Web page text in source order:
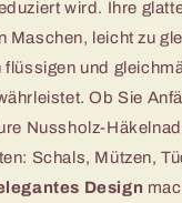
wird. Ihre
Maschen, leicht zu
flüssigen und
Ob Sie
Nussholz-
Schals, Mützen,
Design